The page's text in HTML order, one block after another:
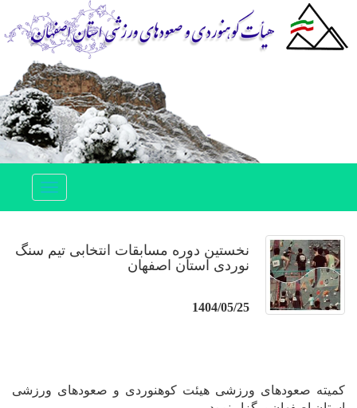
Toggle
نخستین دوره مسابقات انتخابی تیم سنگ
نوردی استان اصفهان
1404/05/25
کمیته صعودهای ورزشی هیئت کوهنوردی و صعودهای ورزشی